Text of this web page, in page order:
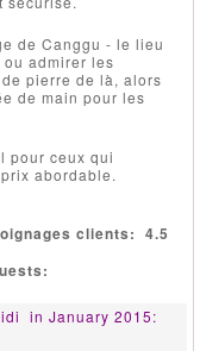
de Canggu - le lieu
admirer les
pierre de là, alors
de main pour les
pour ceux qui
abordable.
clients: 4.5
in January 2015: